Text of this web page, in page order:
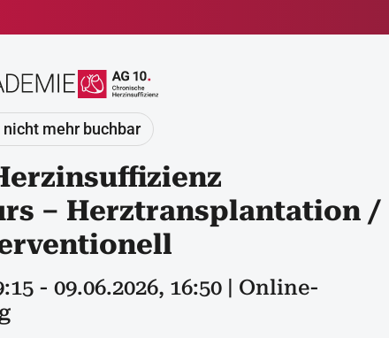
mehr buchbar
– Herztransplantation /
- 09.06.2026, 16:50 | Online-